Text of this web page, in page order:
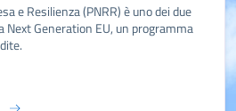
e Resilienza (PNRR) è uno dei due
Generation EU, un programma